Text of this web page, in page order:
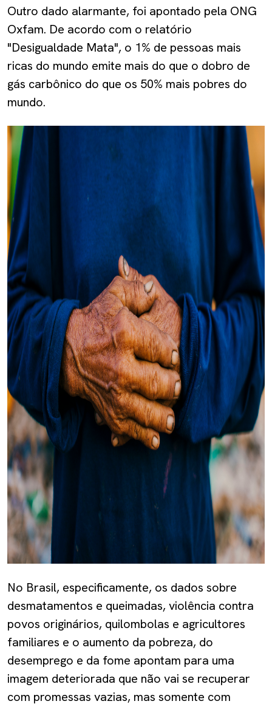
Outro dado alarmante, foi apontado pela ONG
Oxfam. De acordo com o relatório
"Desigualdade Mata", o 1% de pessoas mais
ricas do mundo emite mais do que o dobro de
gás carbônico do que os 50% mais pobres do
mundo.
No Brasil, especificamente, os dados sobre
desmatamentos e queimadas, violência contra
povos originários, quilombolas e agricultores
familiares e o aumento da pobreza, do
desemprego e da fome apontam para uma
imagem deteriorada que não vai se recuperar
com promessas vazias, mas somente com